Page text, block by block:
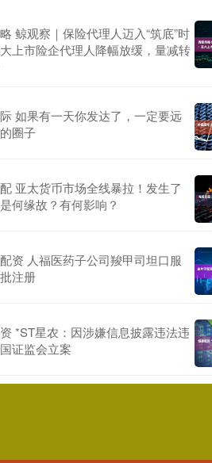
鲸观察｜保险代理人迈入“筑底”时
上市险企代理人降幅放缓，量减转
如果有一天你发达了，一定要远
圈子
亚太货币市场全线暴拉！发生了
何缘故？有何影响？
资 人福医药子公司羧甲司坦口服
注册
*ST星农：因涉嫌信息披露违法违
证监会立案